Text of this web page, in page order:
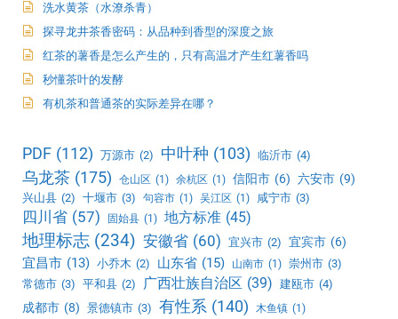
洗水黄茶（水潦杀青）
探寻龙井茶香密码：从品种到香型的深度之旅
红茶的薯香是怎么产生的，只有高温才产生红薯香吗
秒懂茶叶的发酵
有机茶和普通茶的实际差异在哪？
PDF (112) 万源市 (2) 中叶种 (103) 临沂市 (4)
乌龙茶 (175) 仓山区 (1) 余杭区 (1) 信阳市 (6) 六安市 (9)
兴山县 (2) 十堰市 (3) 句容市 (1) 吴江区 (1) 咸宁市 (3)
四川省 (57) 固始县 (1) 地方标准 (45)
地理标志 (234) 安徽省 (60) 宜兴市 (2) 宜宾市 (6)
宜昌市 (13) 小乔木 (2) 山东省 (15) 山南市 (1) 崇州市 (3)
常德市 (3) 平和县 (2) 广西壮族自治区 (39) 建瓯市 (4)
成都市 (8) 景德镇市 (3) 有性系 (140) 木鱼镇 (1)